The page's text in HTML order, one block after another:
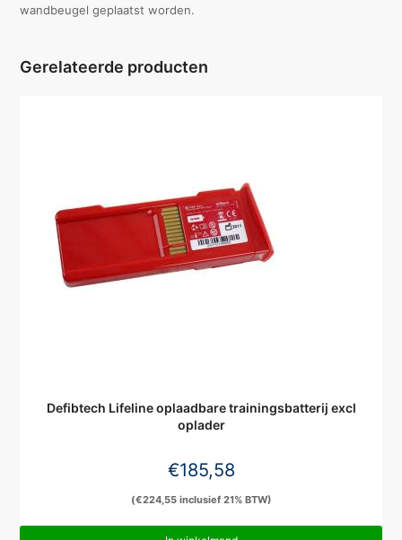
wandbeugel geplaatst worden.
Gerelateerde producten
Defibtech Lifeline oplaadbare trainingsbatterij excl
oplader
€185,58
(€224,55inclusief 21% BTW)